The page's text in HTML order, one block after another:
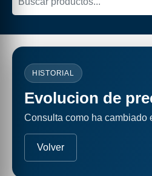
HISTORIAL
Evolucion de
Consulta como ha cambiado
Volver